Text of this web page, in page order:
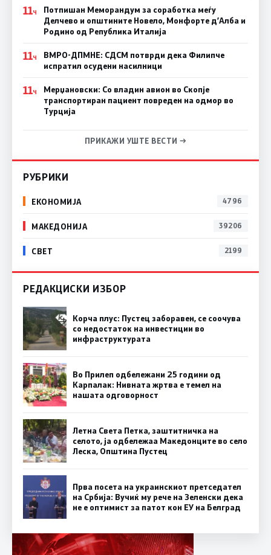
11Ч
Потпишан Меморандум за соработка меѓу
Делчево и општините Новело, Монфорте д’Алба и
Родино од Република Италија
11Ч
ВМРО-ДПМНЕ: СДСM потврди дека Филипче
испратил осудени насилници
11Ч
Мерџановски: Со владин авион во Скопје
транспортиран пациент повреден на одмор во
Турција
ПРИКАЖИ УШТЕ ВЕСТИ →
РУБРИКИ
ЕКОНОМИЈА 4796
МАКЕДОНИЈА 39206
СВЕТ 2199
РЕДАКЦИСКИ ИЗБОР
Корча плус: Пустец заборавен, се соочува
со недостаток на инвестиции во
инфраструктурата
Во Прилеп одбележани 25 години од
Карпалак: Нивната жртва е темел на
нашата одговорност
Летна Света Петка, заштитничка на
селото, ја одбележаа Македонците во село
Леска, Општина Пустец
Прва посета на украинскиот претседател
на Србија: Вучиќ му рече на Зеленски дека
не е оптимист за патот кон ЕУ на Белград